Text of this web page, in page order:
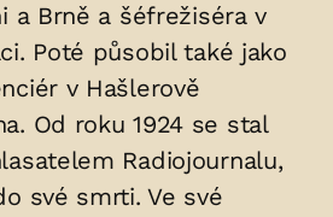
a Brně a šéfrežiséra v
Poté působil také jako
v Hašlerově
Od roku 1924 se stal
Radiojournalu,
své smrti. Ve své